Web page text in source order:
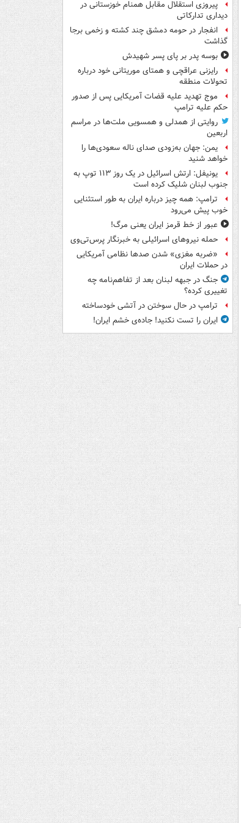
پیروزی استقلال مقابل همنام خوزستانی در
دیداری تدارکاتی
انفجار در حومه دمشق چند کشته و زخمی برجا
گذاشت
بوسه‌ پدر بر پای پسر شهیدش
رایزنی عراقچی و همتای موریتانی خود درباره
تحولات منطقه
موج تهدید علیه قضات آمریکایی پس از صدور
حکم علیه ترامپ
روایتی از همدلی و همسویی ملت‌ها در مراسم
اربعین
یمن: جهان به‌زودی صدای ناله سعودی‌ها را
خواهد شنید
یونیفل: ارتش اسرائیل در یک روز ۱۱۳ توپ به
جنوب لبنان شلیک کرده است
ترامپ: همه چیز درباره ایران به طور استثنایی
خوب پیش می‌رود
عبور از خط قرمز ایران یعنی مرگ!
حمله نیروهای اسرائیلی به خبرنگار پرس‌تی‌وی
«ضربه مغزی» شدن صدها نظامی آمریکایی
در حملات ایران
جنگ در جبهه لبنان بعد از تفاهم‌نامه چه
تغییری کرده؟
ترامپ در حال سوختن در آتشی خودساخته
ایران را تست نکنید! جاده‌ی خشم ایران!